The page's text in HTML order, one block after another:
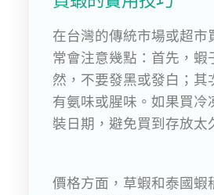
在台灣的傳統市場或超市
常會注意幾點：首先，蝦
然，不要發黑或發白；其
有氨味或腥味。如果買冷
裝日期，避免買到存放太
價格方面，草蝦和泰國蝦